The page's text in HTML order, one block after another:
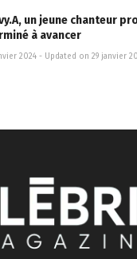
un jeune chanteur
à avancer
2024 - Updated on 29 janvier